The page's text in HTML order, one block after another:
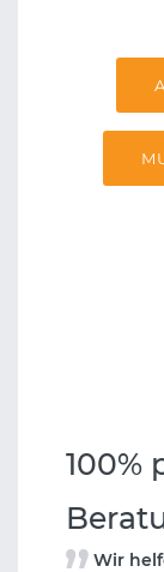
100%
Wir